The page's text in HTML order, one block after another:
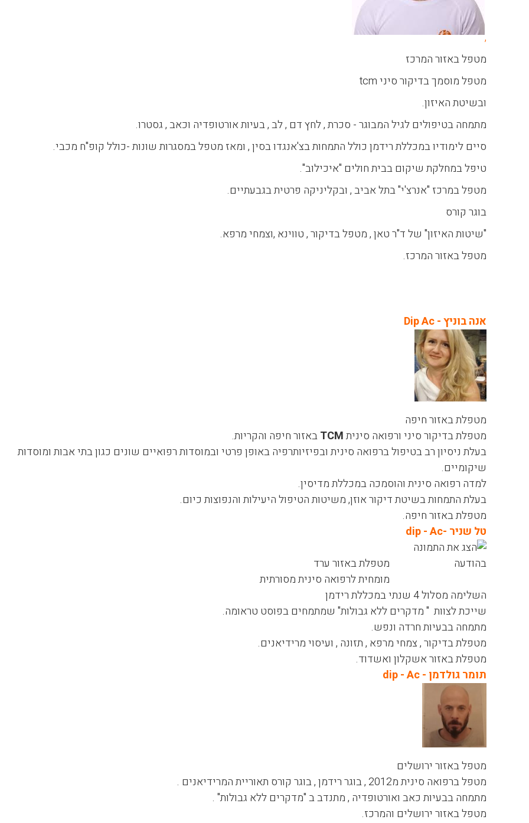
,
מטפל באזור המרכז
מטפל מוסמך בדיקור סיני tcm
ובשיטת האיזון.
מתמחה בטיפולים לגיל המבוגר - סכרת , לחץ דם , לב , בעיות אורטופדיה וכאב , גסטרו.
סיים לימודיו במכללת רידמן כולל התמחות בצ'אנגדו בסין , ומאז מטפל במסגרות שונות -כולל קופ"ח מכבי.
טיפל במחלקת שיקום בבית חולים "איכילוב".
מטפל במרכז "אנרצ'י" בתל אביב , ובקליניקה פרטית בגבעתיים.
בוגר קורס
"שיטות האיזון" של ד"ר טאן , מטפל בדיקור , טווינא ,וצמחי מרפא.
מטפל באזור המרכז.
אנה בוניץ - Dip Ac
מטפלת באזור חיפה
מטפלת בדיקור סיני ורפואה סיניתTCMבאזור חיפה והקריות.
בעלת ניסיון רב בטיפול ברפואה סינית ובפיזיותרפיה באופן פרטי ובמוסדות רפואיים שונים כגון בתי אבות ומוסדות
שיקומיים.
למדה רפואה סינית והוסמכה במכללת מדיסין.
בעלת התמחות בשיטת דיקור אוזן, משיטות הטיפול היעילות והנפוצות כיום.
מטפלת באזור חיפה.
טל שניר -dip - Ac
מטפלת באזור ערד
מומחית לרפואה סינית מסורתית
השלימה מסלול 4 שנתי במכללת רידמן
שייכת לצוות " מדקרים ללא גבולות" שמתמחים בפוסט טראומה.
מתמחה בבעיות חרדה ונפש.
מטפלת בדיקור , צמחי מרפא , תזונה , ועיסוי מרידיאנים.
מטפלת באזור אשקלון ואשדוד.
תומר גולדמן - dip - Ac
מטפל באזור ירושלים
מטפל ברפואה סינית מ2012 , בוגר רידמן , בוגר קורס תאוריית המרידיאנים .
מתמחה בבעיות כאב ואורטופדיה , מתנדב ב "מדקרים ללא גבולות" .
מטפל באזור ירושלים והמרכז.